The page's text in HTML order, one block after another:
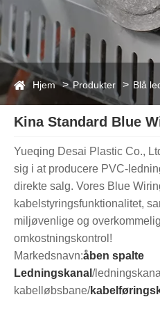
Hjem Produkter Blå
Kina Standard Blue
Yueqing Desai Plastic Co.,
sig i at producere PVC-
direkte salg. Vores Blue
kabelstyringsfunktionalitet,
miljøvenlige og
omkostningskontrol!
Markedsnavn:åben spalte
Ledningskanal /
kabelløbsbane/